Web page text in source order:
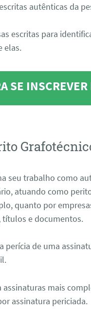
autênticas da
escritas para
elas.
SE
seu trabalho como
atuando como
quanto por
títulos e documentos.
de uma
mais
assinatura periciada.